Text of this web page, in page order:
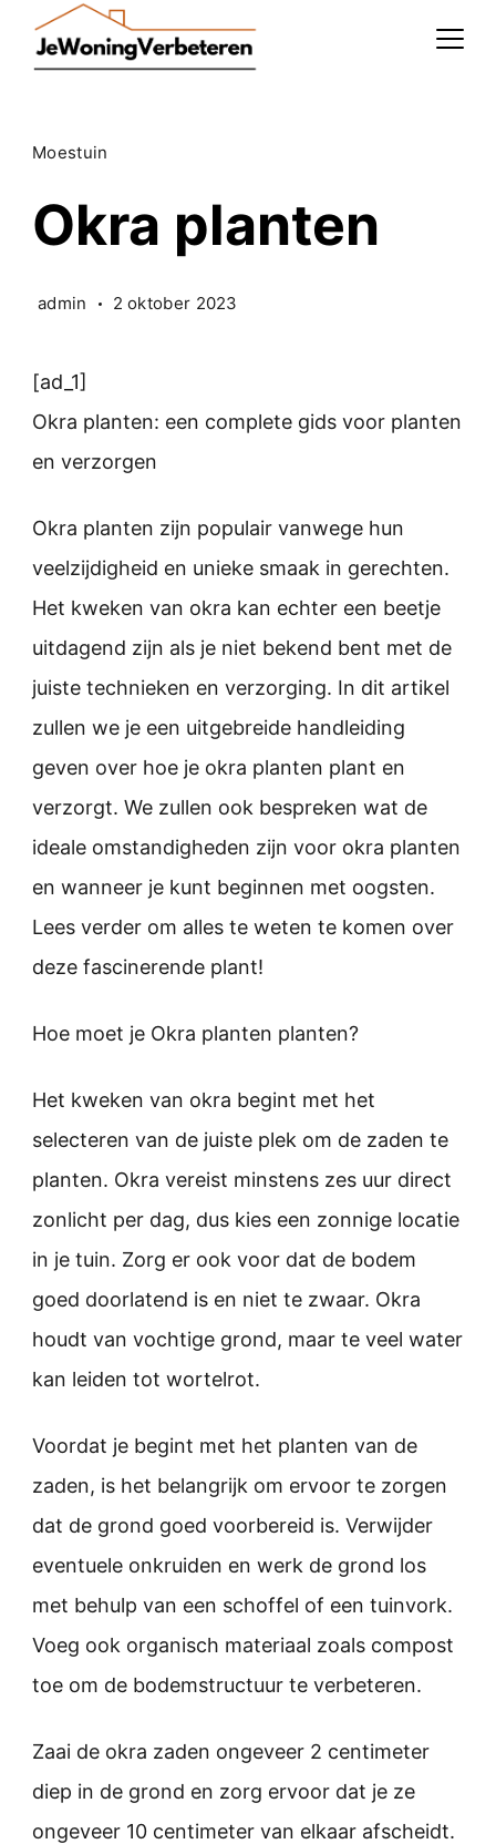
Moestuin
Okra planten
admin 2 oktober 2023
[ad_1]
Okra planten: een complete gids voor planten
en verzorgen
Okra planten zijn populair vanwege hun
veelzijdigheid en unieke smaak in gerechten.
Het kweken van okra kan echter een beetje
uitdagend zijn als je niet bekend bent met de
juiste technieken en verzorging. In dit artikel
zullen we je een uitgebreide handleiding
geven over hoe je okra planten plant en
verzorgt. We zullen ook bespreken wat de
ideale omstandigheden zijn voor okra planten
en wanneer je kunt beginnen met oogsten.
Lees verder om alles te weten te komen over
deze fascinerende plant!
Hoe moet je Okra planten planten?
Het kweken van okra begint met het
selecteren van de juiste plek om de zaden te
planten. Okra vereist minstens zes uur direct
zonlicht per dag, dus kies een zonnige locatie
in je tuin. Zorg er ook voor dat de bodem
goed doorlatend is en niet te zwaar. Okra
houdt van vochtige grond, maar te veel water
kan leiden tot wortelrot.
Voordat je begint met het planten van de
zaden, is het belangrijk om ervoor te zorgen
dat de grond goed voorbereid is. Verwijder
eventuele onkruiden en werk de grond los
met behulp van een schoffel of een tuinvork.
Voeg ook organisch materiaal zoals compost
toe om de bodemstructuur te verbeteren.
Zaai de okra zaden ongeveer 2 centimeter
diep in de grond en zorg ervoor dat je ze
ongeveer 10 centimeter van elkaar afscheidt.